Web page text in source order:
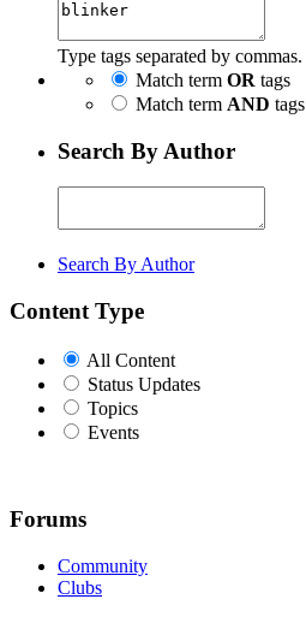
Type tags separated by commas.
Match term OR tags
Match term AND tags
Search By Author
Search By Author
Content Type
All Content
Status Updates
Topics
Events
Forums
Community
Clubs